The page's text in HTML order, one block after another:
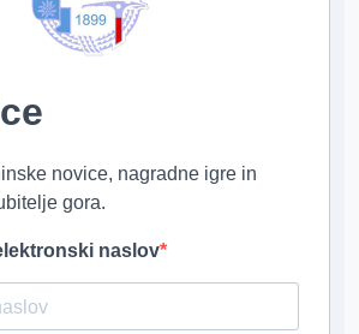
novice, nagradne igre in
gora.
naslov